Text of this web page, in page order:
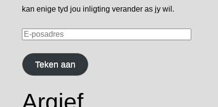
kan enige tyd jou inligting verander as jy wil.
E-
Teken aan
Argief